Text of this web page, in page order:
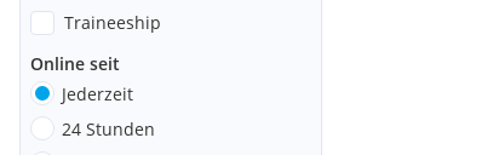
Traineeship
Online seit
Jederzeit
24 Stunden